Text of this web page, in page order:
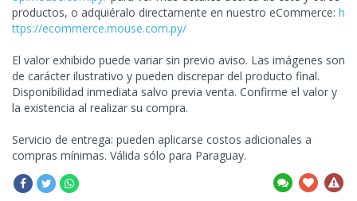
productos, o adquiéralo directamente en nuestro eCommerce: h
ttps://ecommerce.mouse.com.py/
El valor exhibido puede variar sin previo aviso. Las imágenes son
de carácter ilustrativo y pueden discrepar del producto final.
Disponibilidad inmediata salvo previa venta. Confirme el valor y
la existencia al realizar su compra.
Servicio de entrega: pueden aplicarse costos adicionales a
compras mínimas. Válida sólo para Paraguay.